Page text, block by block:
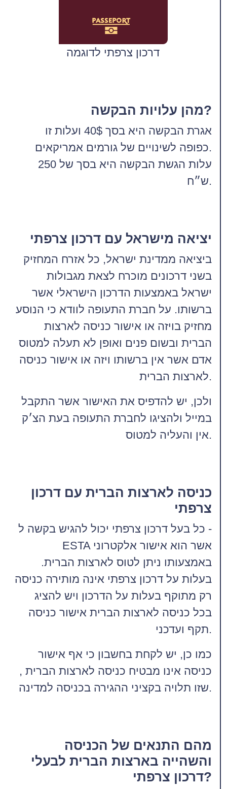
דרכון צרפתי לדוגמה
מהן עלויות הבקשה?
אגרת הבקשה היא בסך 40$ ועלות זו
כפופה לשינויים של גורמים אמריקאים.
עלות הגשת הבקשה היא בסך של 250
ש״ח.
יציאה מישראל עם דרכון צרפתי
ביציאה ממדינת ישראל, כל אזרח המחזיק
בשני דרכונים מוכרח לצאת מגבולות
ישראל באמצעות הדרכון הישראלי אשר
ברשותו. על חברת התעופה לוודא כי הנוסע
מחזיק בויזה או אישור כניסה לארצות
הברית ובשום פנים ואופן לא תעלה למטוס
אדם אשר אין ברשותו ויזה או אישור כניסה
לארצות הברית.
ולכן, יש להדפיס את האישור אשר התקבל
במייל ולהציגו לחברת התעופה בעת הצ׳ק
אין והעליה למטוס.
כניסה לארצות הברית עם דרכון
צרפתי
כל בעל דרכון צרפתי יכול להגיש בקשה ל -
ESTA אשר הוא אישור אלקטרוני
באמצעותו ניתן לטוס לארצות הברית.
בעלות על דרכון צרפתי אינה מותירה כניסה
רק מתוקף בעלות על הדרכון ויש להציג
בכל כניסה לארצות הברית אישור כניסה
תקף ועדכני.
כמו כן, יש לקחת בחשבון כי אף אישור
כניסה אינו מבטיח כניסה לארצות הברית ,
שזו תלויה בקציני ההגירה בכניסה למדינה.
מהם התנאים של הכניסה
והשהייה בארצות הברית לבעלי
דרכון צרפתי?